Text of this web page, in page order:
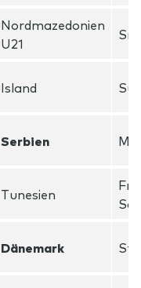
Nordmazedonien
U21
Island
Serbien
Tunesien
Dänemark